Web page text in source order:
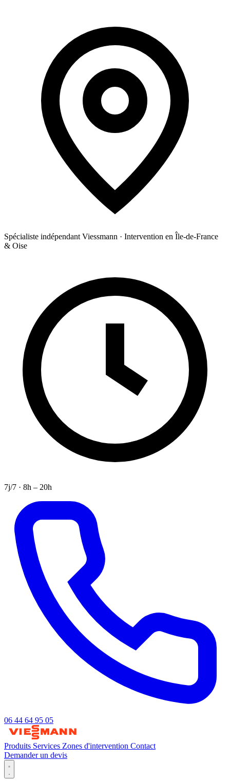
Spécialiste indépendant Viessmann · Intervention en Île-de-France
& Oise
7j/7 · 8h – 20h
06 44 64 95 05
Produits Services Zones d'intervention Contact
Demander un devis